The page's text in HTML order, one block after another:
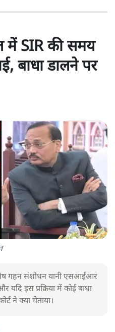
में SIR की समय
बाधा डालने पर
गहन संशोधन यानी एसआईआर
इस प्रक्रिया में कोई बाधा
ने क्या चेताया।